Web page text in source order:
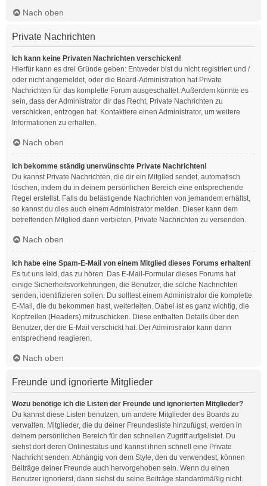
Nach oben
Private Nachrichten
Ich kann keine Privaten Nachrichten verschicken!
Hierfür kann es drei Gründe geben: Entweder bist du nicht registriert und /
oder nicht angemeldet, oder die Board-Administration hat Private
Nachrichten für das komplette Forum ausgeschaltet. Außerdem könnte es
sein, dass der Administrator dir das Recht, Private Nachrichten zu
verschicken, entzogen hat. Kontaktiere einen Administrator, um weitere
Informationen zu erhalten.
Nach oben
Ich bekomme ständig unerwünschte Private Nachrichten!
Du kannst Private Nachrichten, die dir ein Mitglied sendet, automatisch
löschen, indem du in deinem persönlichen Bereich eine entsprechende
Regel erstellst. Falls du belästigende Nachrichten von jemandem erhältst,
so kannst du dies auch einem Administrator melden. Dieser kann dem
betreffenden Mitglied dann verbieten, Private Nachrichten zu versenden.
Nach oben
Ich habe eine Spam-E-Mail von einem Mitglied dieses Forums erhalten!
Es tut uns leid, das zu hören. Das E-Mail-Formular dieses Forums hat
einige Sicherheitsvorkehrungen, die Benutzer, die solche Nachrichten
senden, identifizieren sollen. Du solltest einem Administrator die komplette
E-Mail, die du bekommen hast, weiterleiten. Dabei ist es ganz wichtig, die
Kopfzeilen (Headers) mitzuschicken. Diese enthalten Details über den
Benutzer, der die E-Mail verschickt hat. Der Administrator kann dann
entsprechend reagieren.
Nach oben
Freunde und ignorierte Mitglieder
Wozu benötige ich die Listen der Freunde und ignorierten Mitglieder?
Du kannst diese Listen benutzen, um andere Mitglieder des Boards zu
verwalten. Mitglieder, die du deiner Freundesliste hinzufügst, werden in
deinem persönlichen Bereich für den schnellen Zugriff aufgelistet. Du
siehst dort deren Onlinestatus und kannst ihnen schnell eine Private
Nachricht senden. Abhängig von dem Style, den du verwendest, können
Beiträge deiner Freunde auch hervorgehoben sein. Wenn du einen
Benutzer ignorierst, dann siehst du seine Beiträge standardmäßig nicht.